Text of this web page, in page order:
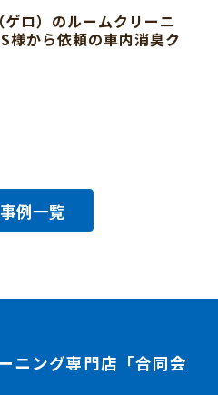
ロ）のルームクリーニ
様から依頼の車内消臭ク
例一覧
ニング専門店「合同会